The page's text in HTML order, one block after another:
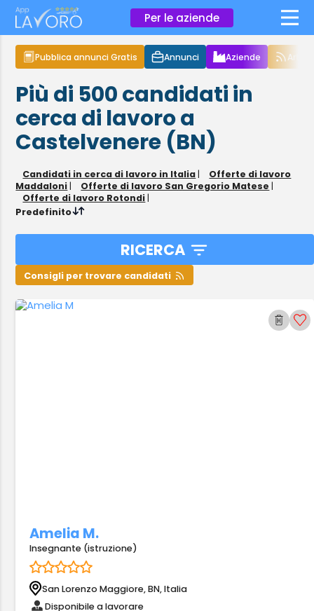
Per le aziende ×
Pubblica annunci Gratis Annunci Aziende
Più di 500candidati in
cerca di lavoroa
Castelvenere (BN)
Candidati in cerca di lavoro in Italia |
Offerte di lavoro
Maddaloni | Offerte di lavoro San Gregorio Matese |
Offerte di lavoro Rotondi |
Predefinito
RICERCA
Consigli per trovare candidati
Amelia M.
Insegnante (istruzione)
San Lorenzo Maggiore, BN, Italia
Disponibile a lavorare